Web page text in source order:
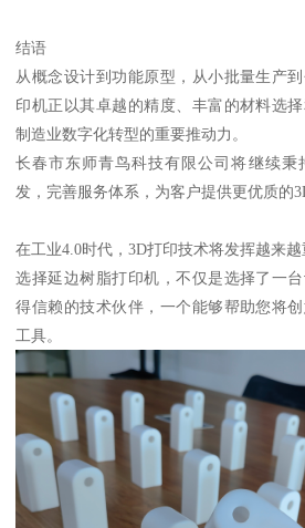
结语
从概念设计到功能原型，从小批量生产
印机正以其卓越的精度、丰富的材料选
制造业数字化转型的重要推动力。
长春市东师青鸟科技有限公司将继续秉
发，完善服务体系，为客户提供更优质的
在工业4.0时代，3D打印技术将发挥越来越
选择延边树脂打印机，不仅是选择了一
得信赖的技术伙伴，一个能够帮助您将
工具。